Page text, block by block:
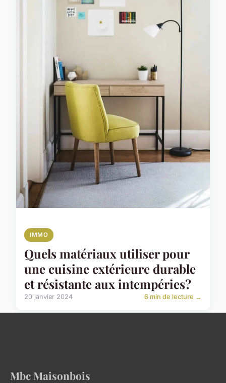
IMMO
Quels matériaux utiliser pour
une cuisine extérieure durable
et résistante aux intempéries?
20 janvier 2024 6 min de lecture →
Mbc Maisonbois